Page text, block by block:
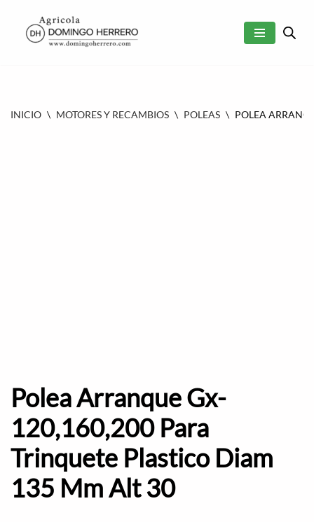
SALTAR
INICIO \ MOTORES Y RECAMBIOS \ POLEAS \ POLEA
Polea Arranque Gx-
120,160,200 Para
Trinquete Plastico Diam
135 Mm Alt 30